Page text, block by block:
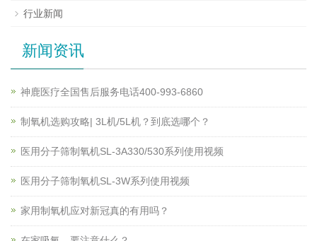
行业新闻
新闻资讯
神鹿医疗全国售后服务电话400-993-6860
制氧机选购攻略| 3L机/5L机？到底选哪个？
医用分子筛制氧机SL-3A330/530系列使用视频
医用分子筛制氧机SL-3W系列使用视频
家用制氧机应对新冠真的有用吗？